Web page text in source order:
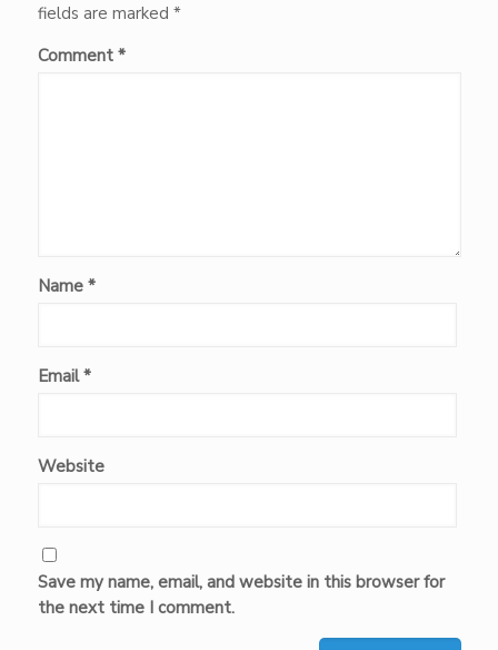
fields are marked *
Comment *
Name *
Email*
Website
Save my name, email, and website in this browser for
the next time I comment.